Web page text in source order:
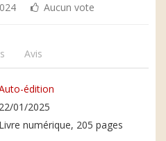
Aucun vote
Avis
édition
22/01/2025
Livre numérique, 205 pages